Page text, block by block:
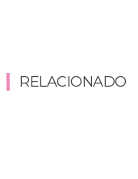
RELACIONADO